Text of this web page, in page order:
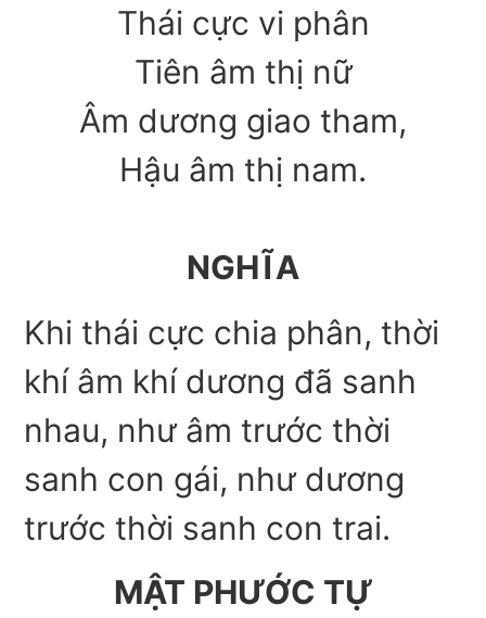
Thái cực vi phân
Tiên âm thị nữ
Âm dương giao tham,
Hậu âm thị nam.
NGHĨA
Khi thái cực chia phân, thời
khí âm khí dương đã sanh
nhau, như âm trước thời
sanh con gái, như dương
trước thời sanh con trai.
MẬT PHƯỚC TỰ